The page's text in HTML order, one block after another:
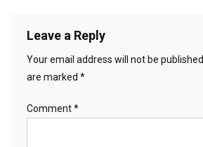
Leave a Reply
Your email address will not be published.
are marked *
Comment*